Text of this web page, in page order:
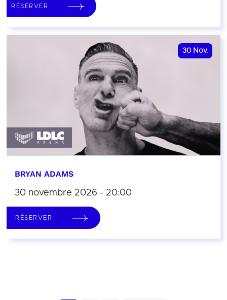
RÉSERVER
30 Nov.
BRYAN ADAMS
30 novembre 2026 - 20:00
RÉSERVER